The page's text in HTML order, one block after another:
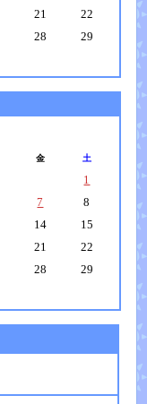
21
22
28
29
金 土
1
7
8
14
15
21
22
28
29